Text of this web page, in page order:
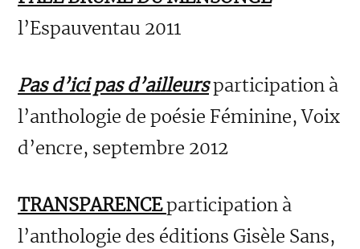
l’Espauventau 2011
Pas d’ici pas d’ailleursparticipation à
l’anthologie de poésie Féminine, Voix
d’encre, septembre 2012
TRANSPARENCEparticipation à
l’anthologie des éditions Gisèle Sans,